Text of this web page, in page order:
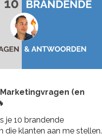
(en
je 10 brandende
die klanten aan me stellen.